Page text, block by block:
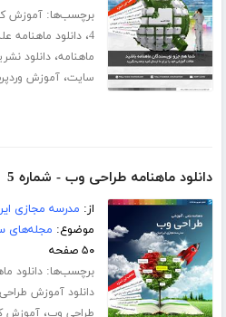
برچسب‌ها:آموزش
4،دانلود ماهنامه
ماهنامه،دانلود
سایت،آموزش
دانلود ماهنامه طراحی وب - شماره 5
از: مدرسه مجازی
موضوع: مجله‌های
۵۰ صفحه
برچسب‌ها:دانلود
دانلود آموزش
طراحی وب،آموزش